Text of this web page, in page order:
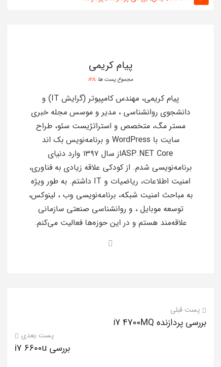
پیام کریمی
مجموع پست ها :128
پیام کریمی، مهندس کامپیوتر (گرایش IT) و
دانشجوی روانشناسی ، مدیر و موسس مجله خبری
مستر مگ، متخصص و استراتژیست سئو، طراح
سایت با WordPress و برنامه‌نویس بک اند
ASP.NET Coreاز سال ۱۳۹۷ وارد دنیای
برنامه‌نویسی شدم. از کودکی علاقه زیادی به فناوری،
امنیت اطلاعات، ریاضیات و IT داشتم. به طور ویژه
به مباحث امنیت شبکه، برنامه‌نویسی وب ، لینوکس،
توسعه موبایل ، و روانشناسی صنعتی سازمانی
علاقه‌مند هستم و در این حوزه‌ها فعالیت می‌کنم.
پست قبلی
بررسی پردازنده i7 4700MQ
پست بعدی
بررسی i7 6600u